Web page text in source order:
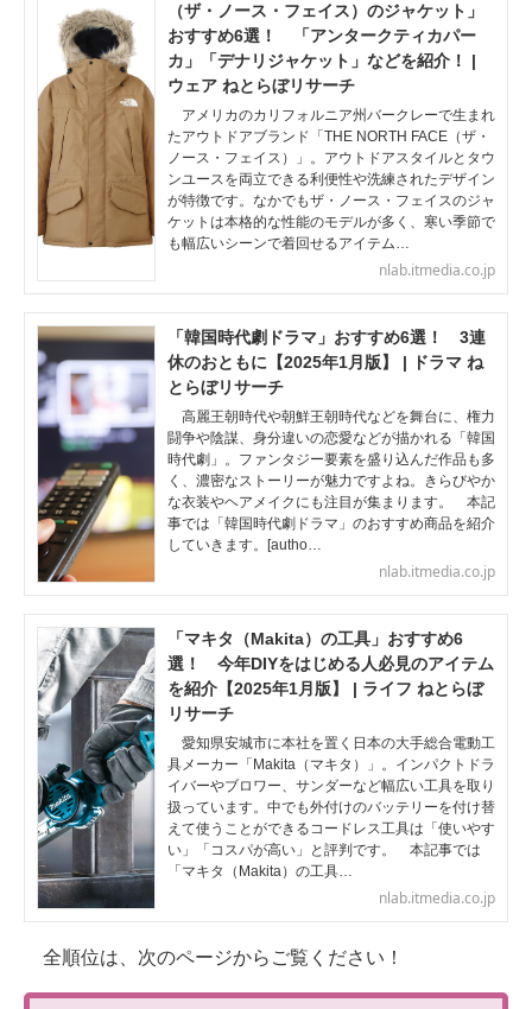
（ザ・ノース・フェイス）のジャケット」
おすすめ6選！ 「アンタークティカパー
カ」「デナリジャケット」などを紹介！ |
ウェア ねとらぼリサーチ
アメリカのカリフォルニア州バークレーで生まれ
たアウトドアブランド「THE NORTH FACE（ザ・
ノース・フェイス）」。アウトドアスタイルとタウ
ンユースを両立できる利便性や洗練されたデザイン
が特徴です。なかでもザ・ノース・フェイスのジャ
ケットは本格的な性能のモデルが多く、寒い季節で
も幅広いシーンで着回せるアイテム…
nlab.itmedia.co.jp
「韓国時代劇ドラマ」おすすめ6選！ 3連
休のおともに【2025年1月版】 | ドラマ ね
とらぼリサーチ
高麗王朝時代や朝鮮王朝時代などを舞台に、権力
闘争や陰謀、身分違いの恋愛などが描かれる「韓国
時代劇」。ファンタジー要素を盛り込んだ作品も多
く、濃密なストーリーが魅力ですよね。きらびやか
な衣装やヘアメイクにも注目が集まります。 本記
事では「韓国時代劇ドラマ」のおすすめ商品を紹介
していきます。[autho…
nlab.itmedia.co.jp
「マキタ（Makita）の工具」おすすめ6
選！ 今年DIYをはじめる人必見のアイテム
を紹介【2025年1月版】 | ライフ ねとらぼ
リサーチ
愛知県安城市に本社を置く日本の大手総合電動工
具メーカー「Makita（マキタ）」。インパクトドラ
イバーやブロワー、サンダーなど幅広い工具を取り
扱っています。中でも外付けのバッテリーを付け替
えて使うことができるコードレス工具は「使いやす
い」「コスパが高い」と評判です。 本記事では
「マキタ（Makita）の工具…
nlab.itmedia.co.jp
全順位は、次のページからご覧ください！